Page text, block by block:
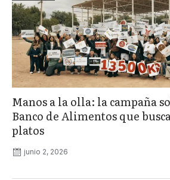
Manos a la olla: la campaña
Banco de Alimentos que
platos
junio 2, 2026